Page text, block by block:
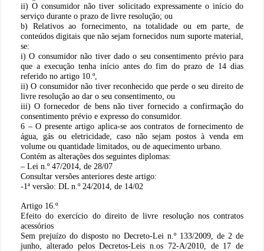
ii) O consumidor não tiver solicitado expressamente o início do
serviço durante o prazo de livre resolução; ou
b) Relativos ao fornecimento, na totalidade ou em parte, de
conteúdos digitais que não sejam fornecidos num suporte material,
se:
i) O consumidor não tiver dado o seu consentimento prévio para
que a execução tenha início antes do fim do prazo de 14 dias
referido no artigo 10.º,
ii) O consumidor não tiver reconhecido que perde o seu direito de
livre resolução ao dar o seu consentimento, ou
iii) O fornecedor de bens não tiver fornecido a confirmação do
consentimento prévio e expresso do consumidor.
6 – O presente artigo aplica-se aos contratos de fornecimento de
água, gás ou eletricidade, caso não sejam postos à venda em
volume ou quantidade limitados, ou de aquecimento urbano.
Contém as alterações dos seguintes diplomas:
– Lei n.º 47/2014, de 28/07
Consultar versões anteriores deste artigo:
-1ª versão: DL n.º 24/2014, de 14/02
Artigo 16.º
Efeito do exercício do direito de livre resolução nos contratos
acessórios
Sem prejuízo do disposto no Decreto-Lei n.º 133/2009, de 2 de
junho, alterado pelos Decretos-Leis n.os 72-A/2010, de 17 de